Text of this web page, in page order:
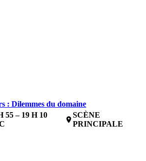
: Dilemmes du domaine
55 – 19 H 10
place
SCÈNE
PRINCIPALE